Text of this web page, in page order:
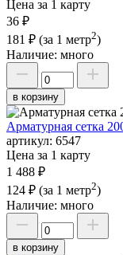
Цена за 1 карту
36 ₽
181 ₽ (за 1 метр2)
Наличие: много
в корзину
Арматурная сетка
артикул: 6547
Цена за 1 карту
1 488 ₽
124 ₽ (за 1 метр2)
Наличие: много
в корзину